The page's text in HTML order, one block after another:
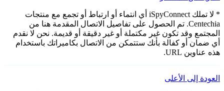
* لا تملك iSpyConnect أي انتماء أو ارتباط أو تجمع مع منتجات
Centechia. تم الحصول على تفاصيل الاتصال المقدمة هنا من
المجتمع وقد تكون غير مكتملة أو غير دقيقة أو قديمة. نحن لا نقدم
أي ضمان أو كفالة بأنك ستتمكن من الاتصال بكاميراتك باستخدام
هذه عناوين URL.
العودة إلى الأعلى